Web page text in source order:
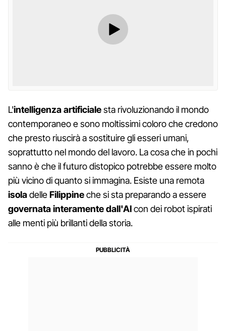
L'intelligenza artificialesta rivoluzionando il mondo
contemporaneo e sono moltissimi coloro che credono
che presto riuscirà a sostituire gli esseri umani,
soprattutto nel mondo del lavoro. La cosa che in pochi
sanno è che il futuro distopico potrebbe essere molto
più vicino di quanto si immagina. Esiste una remota
isoladelleFilippineche si sta preparando a essere
governata interamente dall'AIcon dei robot ispirati
alle menti più brillanti della storia.